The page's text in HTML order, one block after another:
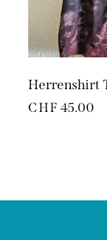
Herrenshirt
CHF 45.00